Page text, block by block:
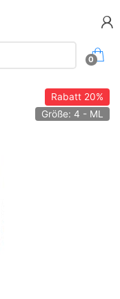
0
Rabatt20%
Größe: 4 - ML